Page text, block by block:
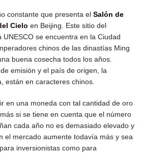
constante que presenta el Salón de
Cielo en Beijing. Este sitio del
UNESCO se encuentra en la Ciudad
chinos de las dinastías Ming
buena cosecha todos los años.
emisión y el país de origen, la
están en caracteres chinos.
en una moneda con tal cantidad de oro
si se tiene en cuenta que el número
cada año no es demasiado elevado y
el mercado aumente todavía más y sea
inversionistas como para